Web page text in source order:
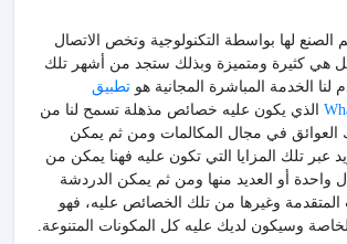
الصنع لها بواسطة التكنولوجية وتخص الاتصال
هي كثيرة ومتميزة وبذلك ستجد من أشهر تلك
لنا الخدمة المباشرة المجانية هو تطبيق
الذي يكون عليه خصائص مذهلة تسمح لنا من
في مجال المكالمات ومن ثم يمكن
عبر تلك المزايا التي تكون عليه فهنا يمكن من
واحدة أو العديد منها ومن ثم يمكن الدردشة
المتقدمة وغيرها من تلك الخصائص عليه، فهو
وسيكون لديك عليه كل المكونات المتنوعة.